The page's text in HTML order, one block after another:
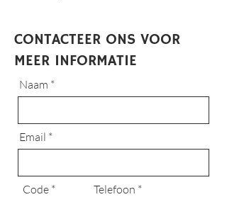
CONTACTEER ONS VOOR
MEER INFORMATIE
Naam
Email
Code Telefoon